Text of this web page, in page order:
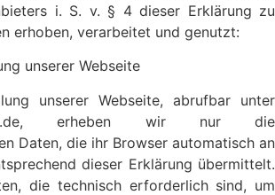
i. S. v. § 4 dieser Erklärung zu
erhoben, verarbeitet und genutzt:
unserer Webseite
unserer Webseite, abrufbar unter
erheben wir nur die
Daten, die ihr Browser automatisch an
dieser Erklärung übermittelt.
die technisch erforderlich sind, um